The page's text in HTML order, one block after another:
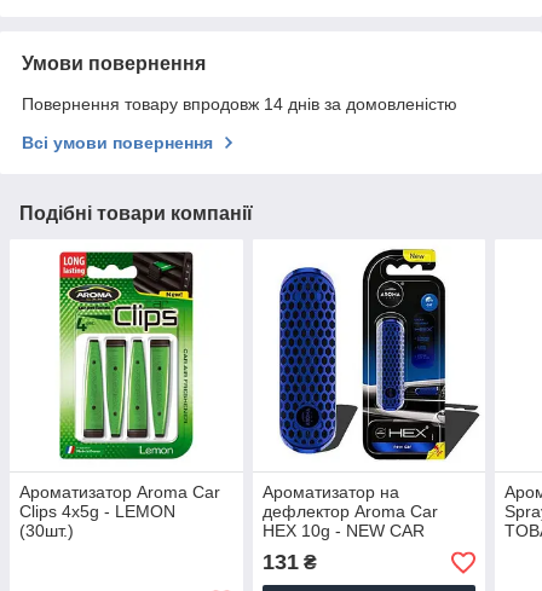
Умови повернення
Повернення товару впродовж 14 днів за домовленістю
Всі умови повернення
Подібні товари компанії
Ароматизатор Aroma Car
Clips 4x5g - LEMON
(30шт.)
Ароматизатор на
дефлектор Aroma Car
HEX 10g - NEW CAR
(11шт)
131₴